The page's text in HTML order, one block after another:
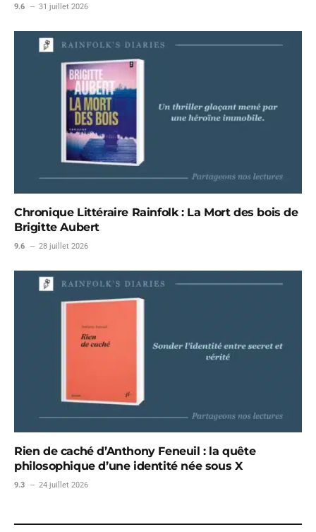
9.6 31 juillet 2026
Chronique Littéraire Rainfolk : La Mort des bois de
Brigitte Aubert
9.6 28 juillet 2026
Rien de caché d’Anthony Feneuil : la quête
philosophique d’une identité née sous X
9.3 24 juillet 2026